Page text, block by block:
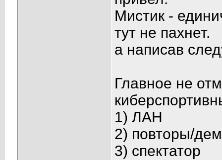
Мистик -
тут не пахнет.
а написав
Главное не
1) ЛАН
2) повторы/
3) спектатор